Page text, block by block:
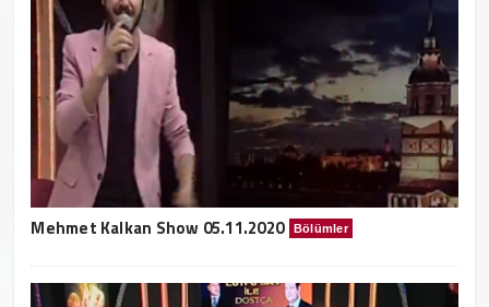
Mehmet Kalkan Show 05.11.2020 Bölümler